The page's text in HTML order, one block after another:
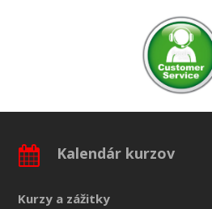
Kalendár kurzov
Kurzy a zážitky